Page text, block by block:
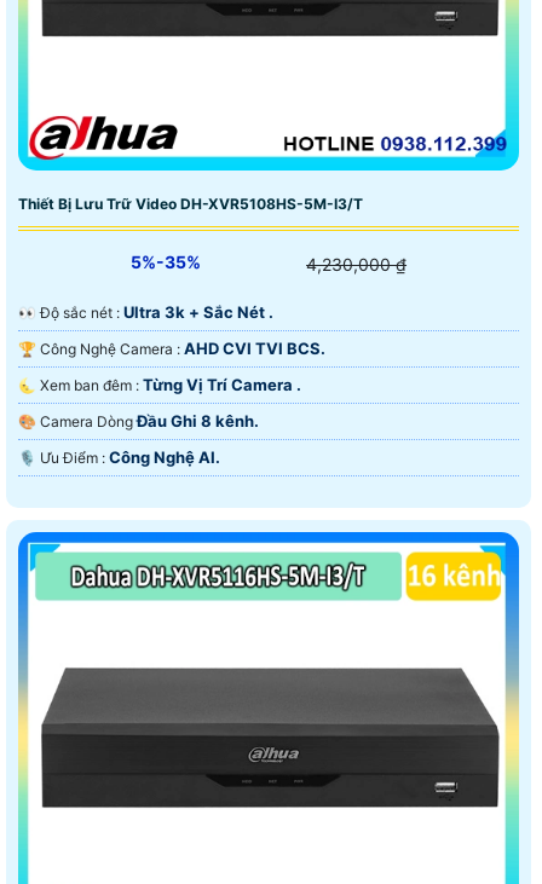
Thiết Bị Lưu Trữ Video DH-XVR5108HS-5M-I3/T
5%-35% 4,230,000 ₫
️👀 Độ sắc nét : Ultra 3k + Sắc Nét .
🏆 Công Nghệ Camera : AHD CVI TVI BCS.
🌜 Xem ban đêm : Từng Vị Trí Camera .
🎨 Camera DòngĐầu Ghi 8 kênh.
️🎙 Ưu Điểm : Công Nghệ AI.